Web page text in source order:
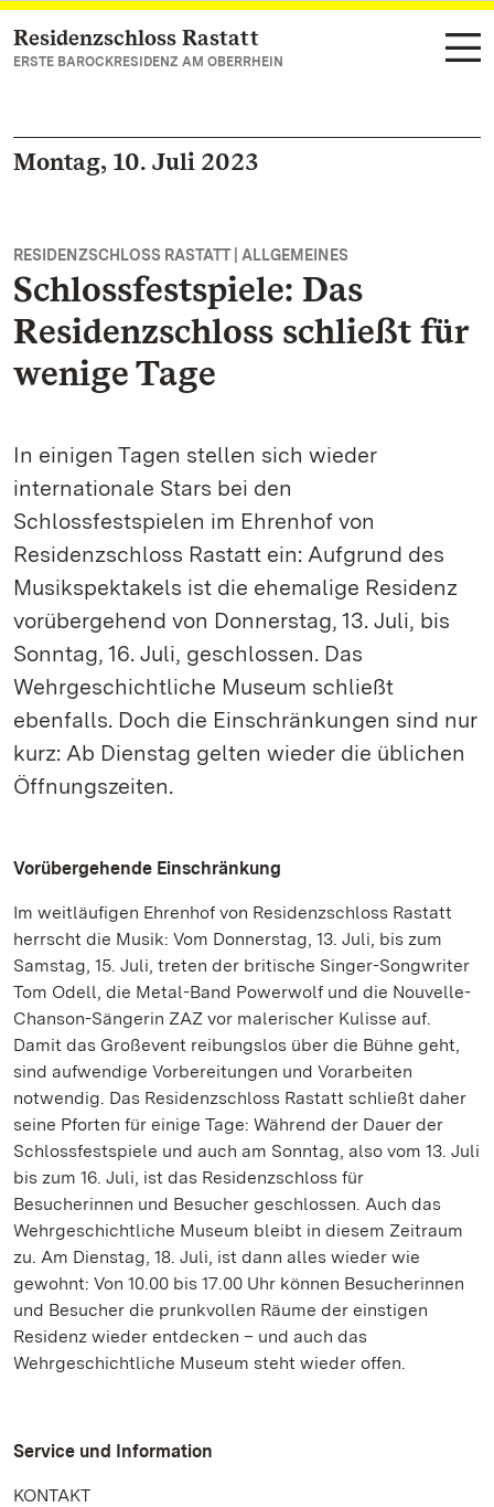
Zum Hauptinhalt springen
Residenzschloss Rastatt
ERSTE BAROCKRESIDENZ AM OBERRHEIN
Montag, 10. Juli 2023
RESIDENZSCHLOSS RASTATT | ALLGEMEINES
Schlossfestspiele: Das
Residenzschloss schließt für
wenige Tage
In einigen Tagen stellen sich wieder
internationale Stars bei den
Schlossfestspielen im Ehrenhof von
Residenzschloss Rastatt ein: Aufgrund des
Musikspektakels ist die ehemalige Residenz
vorübergehend von Donnerstag, 13. Juli, bis
Sonntag, 16. Juli, geschlossen. Das
Wehrgeschichtliche Museum schließt
ebenfalls. Doch die Einschränkungen sind nur
kurz: Ab Dienstag gelten wieder die üblichen
Öffnungszeiten.
Vorübergehende Einschränkung
Im weitläufigen Ehrenhof von Residenzschloss Rastatt
herrscht die Musik: Vom Donnerstag, 13. Juli, bis zum
Samstag, 15. Juli, treten der britische Singer-Songwriter
Tom Odell, die Metal-Band Powerwolf und die Nouvelle-
Chanson-Sängerin ZAZ vor malerischer Kulisse auf.
Damit das Großevent reibungslos über die Bühne geht,
sind aufwendige Vorbereitungen und Vorarbeiten
notwendig. Das Residenzschloss Rastatt schließt daher
seine Pforten für einige Tage: Während der Dauer der
Schlossfestspiele und auch am Sonntag, also vom 13. Juli
bis zum 16. Juli, ist das Residenzschloss für
Besucherinnen und Besucher geschlossen. Auch das
Wehrgeschichtliche Museum bleibt in diesem Zeitraum
zu. Am Dienstag, 18. Juli, ist dann alles wieder wie
gewohnt: Von 10.00 bis 17.00 Uhr können Besucherinnen
und Besucher die prunkvollen Räume der einstigen
Residenz wieder entdecken – und auch das
Wehrgeschichtliche Museum steht wieder offen.
Service und Information
KONTAKT